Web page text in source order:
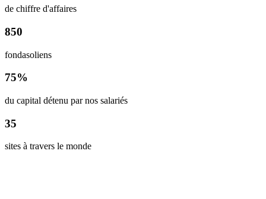
de chiffre d'affaires
850
fondasoliens
75%
du capital détenu par nos salariés
35
sites à travers le monde